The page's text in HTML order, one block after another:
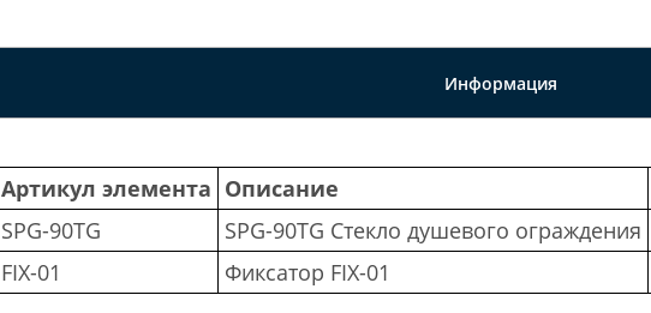
Информация
Артикул элемента
SPG-90TG
FIX-01
Описание
SPG-90TG Стекло душевого ограждения
Фиксатор FIX-01